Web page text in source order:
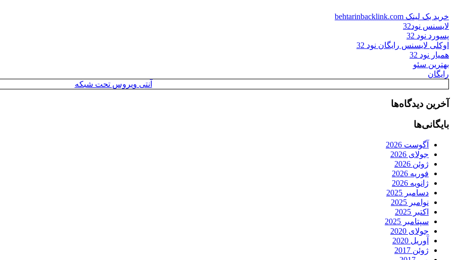
خرید بک لینک behtarinbacklink.com
لایسنس نود32
پسورد نود 32
اوکلی لایسنس رایگان نود 32
همیار نود 32
بهترین سئو
رایگان
آنتی ویروس تحت شبکه
آخرین دیدگاه‌ها
بایگانی‌ها
آگوست 2026
جولای 2026
ژوئن 2026
فوریه 2026
ژانویه 2026
دسامبر 2025
نوامبر 2025
اکتبر 2025
سپتامبر 2025
جولای 2020
آوریل 2020
ژوئن 2017